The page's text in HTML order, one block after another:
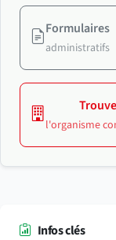
Formulaires
administratifs
l'organisme
Infos clés